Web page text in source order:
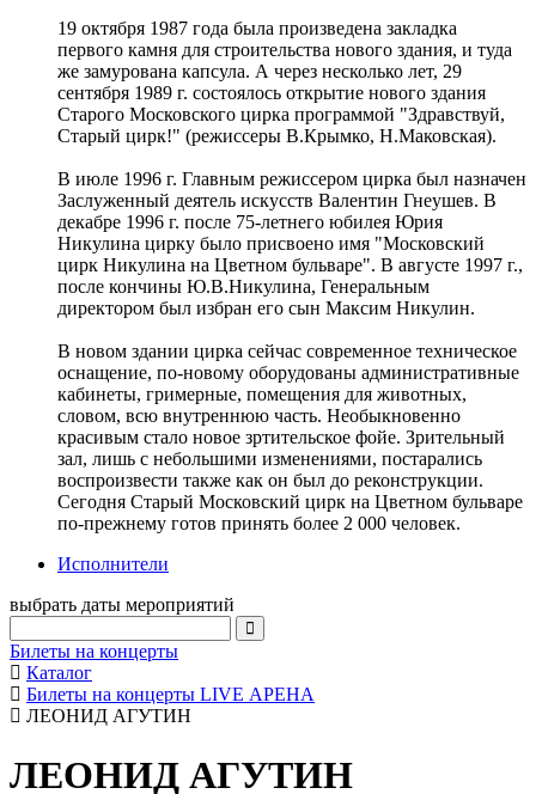
19 октября 1987 года была произведена закладка
первого камня для строительства нового здания, и туда
же замурована капсула. А через несколько лет, 29
сентября 1989 г. состоялось открытие нового здания
Старого Московского цирка программой "Здравствуй,
Старый цирк!" (режиссеры В.Крымко, Н.Маковская).
В июле 1996 г. Главным режиссером цирка был назначен
Заслуженный деятель искусств Валентин Гнеушев. В
декабре 1996 г. после 75-летнего юбилея Юрия
Никулина цирку было присвоено имя "Московский
цирк Никулина на Цветном бульваре". В августе 1997 г.,
после кончины Ю.В.Никулина, Генеральным
директором был избран его сын Максим Никулин.
В новом здании цирка сейчас современное техническое
оснащение, по-новому оборудованы административные
кабинеты, гримерные, помещения для животных,
словом, всю внутреннюю часть. Необыкновенно
красивым стало новое зртительское фойе. Зрительный
зал, лишь с небольшими изменениями, постарались
воспроизвести также как он был до реконструкции.
Сегодня Старый Московский цирк на Цветном бульваре
по-прежнему готов принять более 2 000 человек.
Исполнители
выбрать даты мероприятий
Билеты на концерты
Каталог
Билеты на концерты LIVE АРЕНА
ЛЕОНИД АГУТИН
ЛЕОНИД АГУТИН